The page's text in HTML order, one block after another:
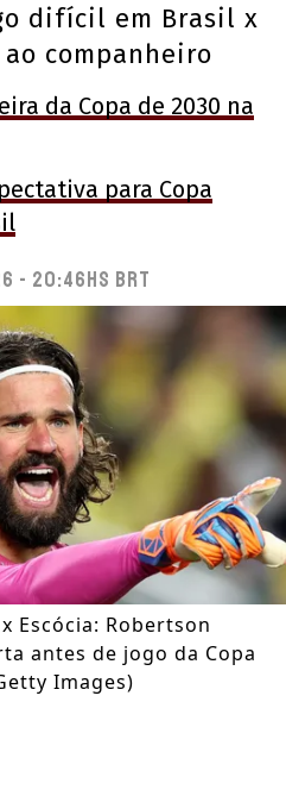
difícil em Brasil x
companheiro
da Copa de 2030 na
para Copa
- 20:46hs BRT
Escócia: Robertson
antes de jogo da Copa
Images)